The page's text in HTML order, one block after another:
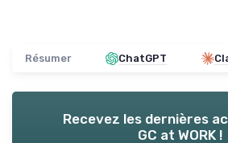
Résumer ChatGPT
Recevez les dernières
GC at WORK !